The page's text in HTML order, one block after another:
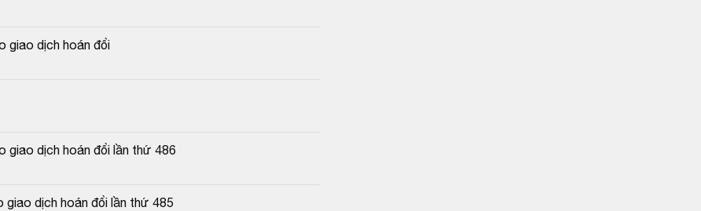
giao dịch hoán đổi
giao dịch hoán đổi lần thứ 486
giao dịch hoán đổi lần thứ 485